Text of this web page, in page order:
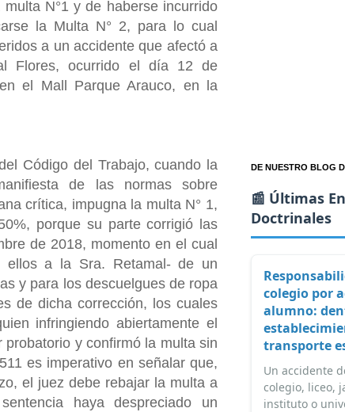
N°1 y de haberse incurrido
la Multa N° 2, para lo cual
a un accidente que afectó a
Flores, ocurrido el día 12 de
el Mall Parque Arauco, en la
Código del Trabajo, cuando la
de las normas sobre
crítica, impugna la multa N° 1,
porque su parte corrigió las
de 2018, momento en el cual
ellos a la Sra. Retamal- de un
y para los descuelgues de ropa
de dicha corrección, los cuales
infringiendo abiertamente el
y confirmó la multa sin
es imperativo en señalar que,
el juez debe rebajar la multa a
haya despreciado un
DE NUESTRO BLOG
📰 Últimas
Doctrinales
colegio por
alumno:
transporte
Un accidente
colegio, liceo,
instituto o